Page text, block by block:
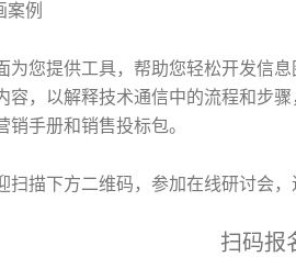
案例
为您提供工具，帮助您轻松开发信
容，以解释技术通信中的流程和步
销手册和销售投标包。
扫描下方二维码，参加在线研讨会
扫码报